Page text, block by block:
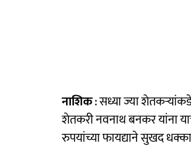
नाशिक: सध्या ज्या
शेतकरी नवनाथ बनकर यांना
रुपयांच्या फायद्याने सुखद